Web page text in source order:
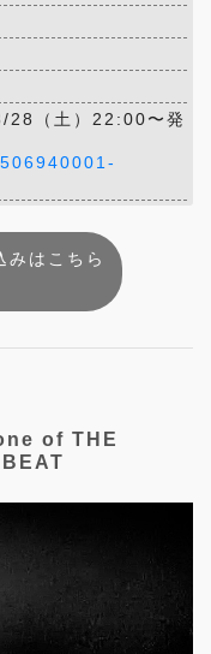
28（土）22:00〜発
みはこちら
of THE